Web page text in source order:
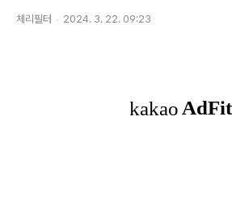
체리필터 2024. 3. 22. 09:23